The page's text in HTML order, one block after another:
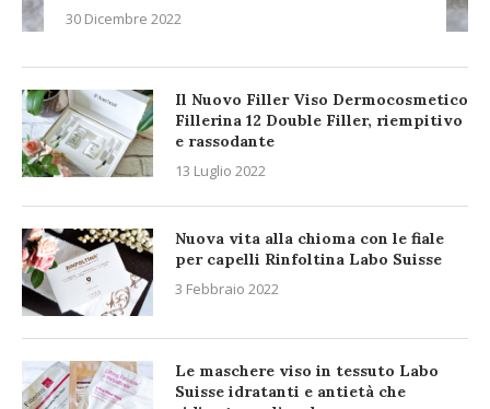
30 Dicembre 2022
Il Nuovo Filler Viso Dermocosmetico
Fillerina 12 Double Filler, riempitivo
e rassodante
13 Luglio 2022
Nuova vita alla chioma con le fiale
per capelli Rinfoltina Labo Suisse
3 Febbraio 2022
Le maschere viso in tessuto Labo
Suisse idratanti e antietà che